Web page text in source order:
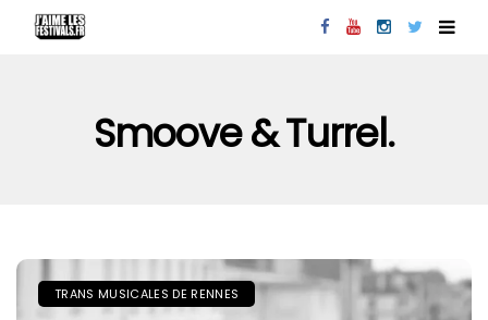
Smoove & Turrel.
TRANS MUSICALES DE RENNES